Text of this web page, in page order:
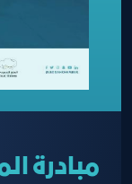
مبادرة